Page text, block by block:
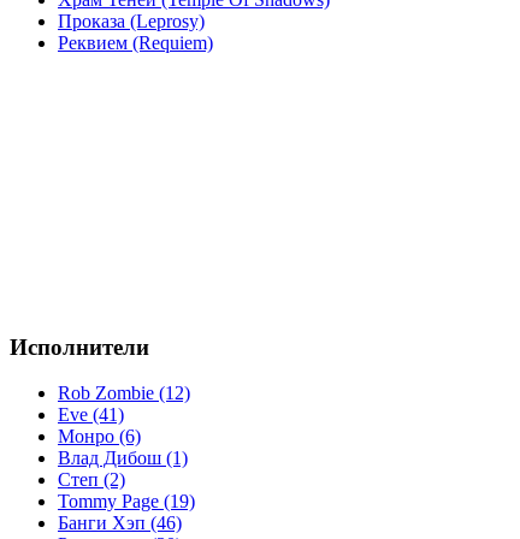
Проказа (Leprosy)
Реквием (Requiem)
Исполнители
Rob Zombie (12)
Eve (41)
Монро (6)
Влад Дибош (1)
Степ (2)
Tommy Page (19)
Банги Хэп (46)